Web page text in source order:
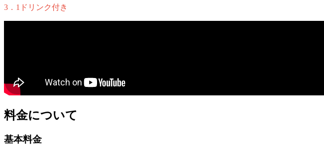
3．1ドリンク付き
料金について
基本料金